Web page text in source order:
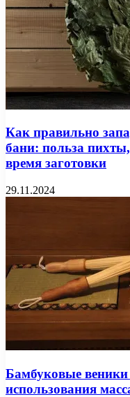
Как правильно
бани: польза
время заготовки
29.11.2024
Бамбуковые
использования